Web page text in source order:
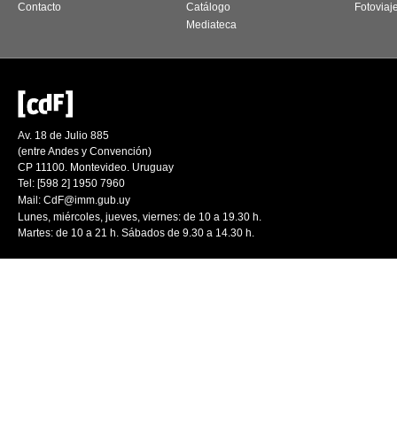
Contacto
Catálogo
Mediateca
Av. 18 de Julio 885
(entre Andes y Convención)
CP 11100. Montevideo. Uruguay
Tel: [598 2] 1950 7960
Mail: CdF@imm.gub.uy
Lunes, miércoles, jueves, viernes: de 10 a 19.30 h.
Martes: de 10 a 21 h. Sábados de 9.30 a 14.30 h.